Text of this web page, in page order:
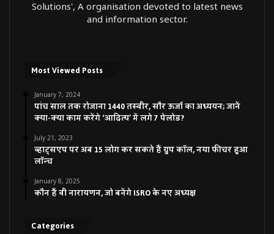
Solutions', A organisation devoted to latest news
and information sector.
Most Viewed Posts
January 7, 2024
पांच साल तक रोजाना 1440 तस्वीर, सौर ऊर्जा का अध्ययन; जानें
क्या-क्या काम करेंगे ‘आदित्य’ में लगे 7 पेलोड?
July 21, 2023
व्हाट्सएप पर अब 15 लोग कर सकते हैं ग्रुप कॉल, नया फीचर हुआ
लॉन्च
January 8, 2025
कौन हैं वी नारायणन, जो बनेंगे ISRO के नए अध्यक्ष
Categories